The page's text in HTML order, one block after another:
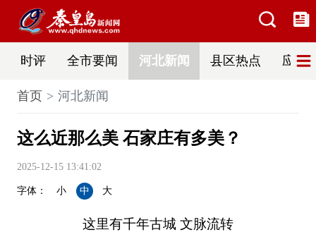
时评 全市要闻 河北新闻 县区热点 应急
首页 河北新闻
这么近那么美 石家庄有多美？
2025-12-15 13:41:02
字体： 小 中 大
这里有千年古城 文脉流转